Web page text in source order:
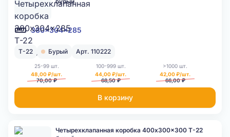
380x304x285
Т-22 Бурый Арт. 110222
25-99 шт.
48,00 ₽/шт.
70,00 ₽
100-999 шт.
44,00 ₽/шт.
68,50 ₽
>1000 шт.
42,00 ₽/шт.
66,00 ₽
В корзину
Четырехклапанная коробка 400x300x300 Т-22